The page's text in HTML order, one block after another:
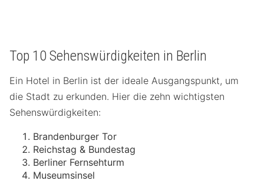
Top 10 Sehenswürdigkeiten in Berlin
Ein Hotel in Berlin ist der ideale Ausgangspunkt, um
die Stadt zu erkunden. Hier die zehn wichtigsten
Sehenswürdigkeiten:
Brandenburger Tor
Reichstag & Bundestag
Berliner Fernsehturm
Museumsinsel